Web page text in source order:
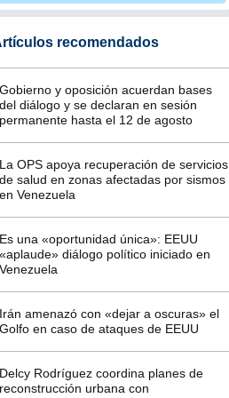
recomendados
y oposición acuerdan bases
diálogo y se declaran en sesión
hasta el 12 de agosto
OPS apoya recuperación de servicios
salud en zonas afectadas por sismos
Venezuela
una «oportunidad única»: EEUU
diálogo político iniciado en
amenazó con «dejar a oscuras» el
en caso de ataques de EEUU
Rodríguez coordina planes de
urbana con